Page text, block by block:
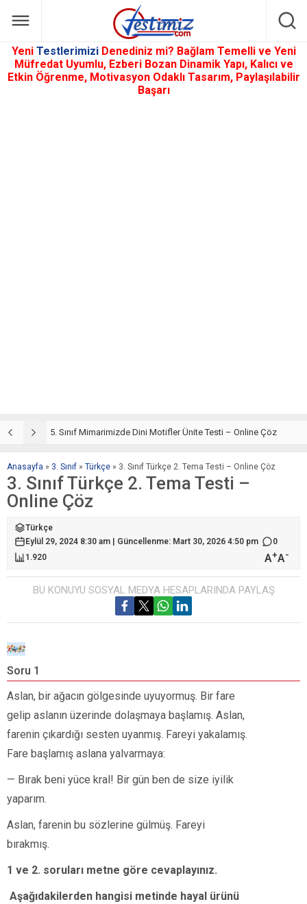
Yeni Testlerimizi Denediniz mi? Bağlam Temelli ve Yeni
Müfredat Uyumlu, Ezberi Bozan Dinamik Yapı, Kalıcı ve
Etkin Öğrenme, Motivasyon Odaklı Tasarım, Paylaşılabilir
Başarı
5. Sınıf Mimarimizde Dini Motifler Ünite Testi – Online Çöz
Anasayfa » 3. Sınıf » Türkçe » 3. Sınıf Türkçe 2. Tema Testi – Online Çöz
3. Sınıf Türkçe 2. Tema Testi –
Online Çöz
Türkçe
Eylül 29, 2024 8:30 am | Güncellenme: Mart 30, 2026 4:50 pm
0
1.920
A+A-
BU KONUYU SOSYAL MEDYA HESAPLARINDA PAYLAŞ
Soru 1
Aslan, bir ağacın gölgesinde uyuyormuş. Bir fare
gelip aslanın üzerinde dolaşmaya başlamış. Aslan,
farenin çıkardığı sesten uyanmış. Fareyi yakalamış.
Fare başlamış aslana yalvarmaya:
— Bırak beni yüce kral! Bir gün ben de size iyilik
yaparım.
Aslan, farenin bu sözlerine gülmüş. Fareyi
bırakmış.
1 ve 2. soruları metne göre cevaplayınız.
Aşağıdakilerden hangisi metinde hayal ürünü